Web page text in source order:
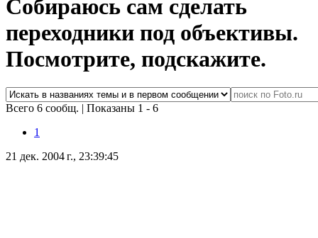
Собираюсь сам сделать
переходники под объективы.
Посмотрите, подскажите.
Всего 6 сообщ. | Показаны 1 - 6
1
21 дек. 2004 г., 23:39:45